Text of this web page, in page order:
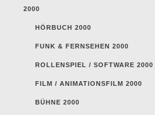
2000
HÖRBUCH 2000
FUNK & FERNSEHEN 2000
ROLLENSPIEL / SOFTWARE 2000
FILM / ANIMATIONSFILM 2000
BÜHNE 2000